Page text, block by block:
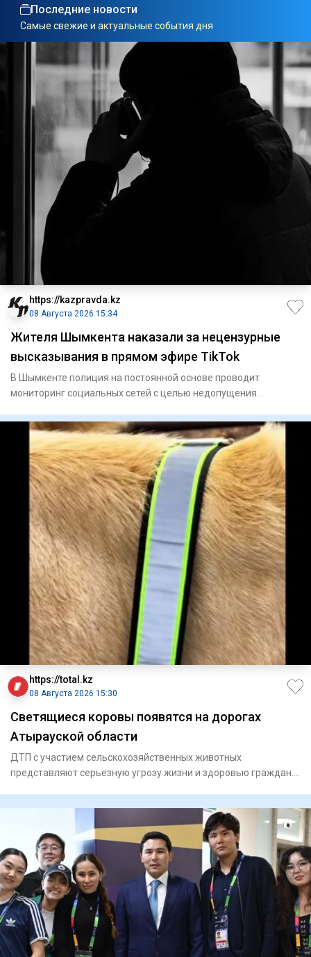
Последние новости
Самые свежие и актуальные события дня
https://kazpravda.kz
08 Августа 2026 15:34
Жителя Шымкента наказали за нецензурные
высказывания в прямом эфире TikTok
В Шымкенте полиция на постоянной основе проводит
мониторинг социальных сетей с целью недопущения
https://total.kz
08 Августа 2026 15:30
Светящиеся коровы появятся на дорогах
Атырауской области
ДТП с участием сельскохозяйственных животных
представляют серьезную угрозу жизни и здоровью граждан.